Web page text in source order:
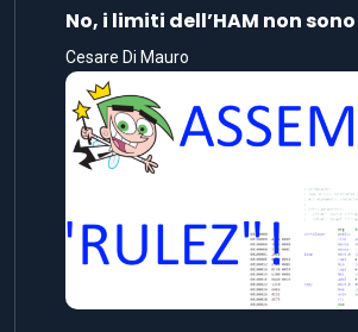
No, i limiti dell’HAM non
Cesare Di Mauro